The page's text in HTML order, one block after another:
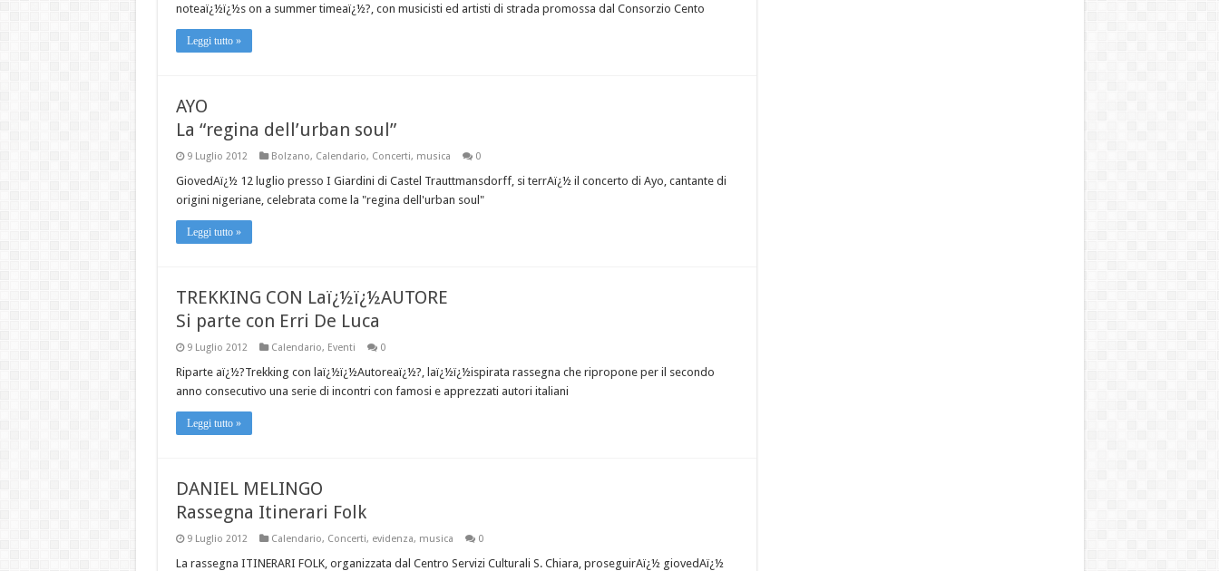
noteaï¿½ï¿½s on a summer timeaï¿½?, con musicisti ed artisti di strada promossa dal Consorzio Cento
Leggi tutto »
AYO
La “regina dell’urban soul”
9 Luglio 2012 Bolzano, Calendario, Concerti, musica 0
GiovedAï¿½ 12 luglio presso I Giardini di Castel Trauttmansdorff, si terrAï¿½ il concerto di Ayo, cantante di
origini nigeriane, celebrata come la "regina dell'urban soul"
Leggi tutto »
TREKKING CON Laï¿½ï¿½AUTORE
Si parte con Erri De Luca
9 Luglio 2012 Calendario, Eventi 0
Riparte aï¿½?Trekking con laï¿½ï¿½Autoreaï¿½?, laï¿½ï¿½ispirata rassegna che ripropone per il secondo
anno consecutivo una serie di incontri con famosi e apprezzati autori italiani
Leggi tutto »
DANIEL MELINGO
Rassegna Itinerari Folk
9 Luglio 2012 Calendario, Concerti, evidenza, musica 0
La rassegna ITINERARI FOLK, organizzata dal Centro Servizi Culturali S. Chiara, proseguirAï¿½ giovedAï¿½